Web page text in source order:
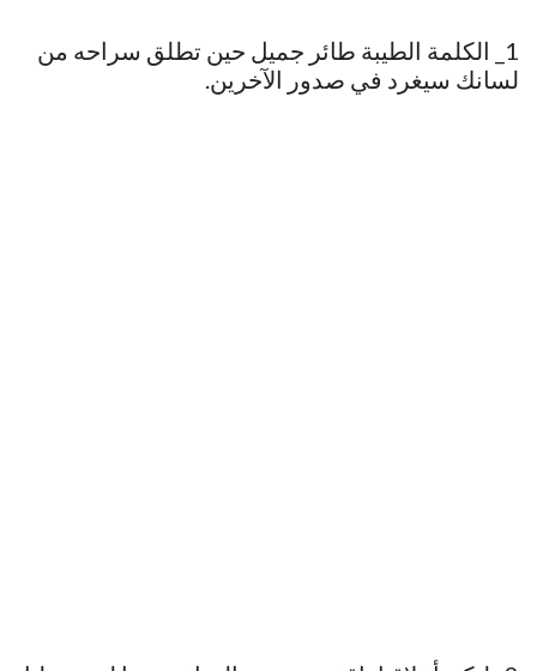
1_ الكلمة الطيبة طائر جميل حين تطلق سراحه من
لسانك سيغرد في صدور الآخرين.